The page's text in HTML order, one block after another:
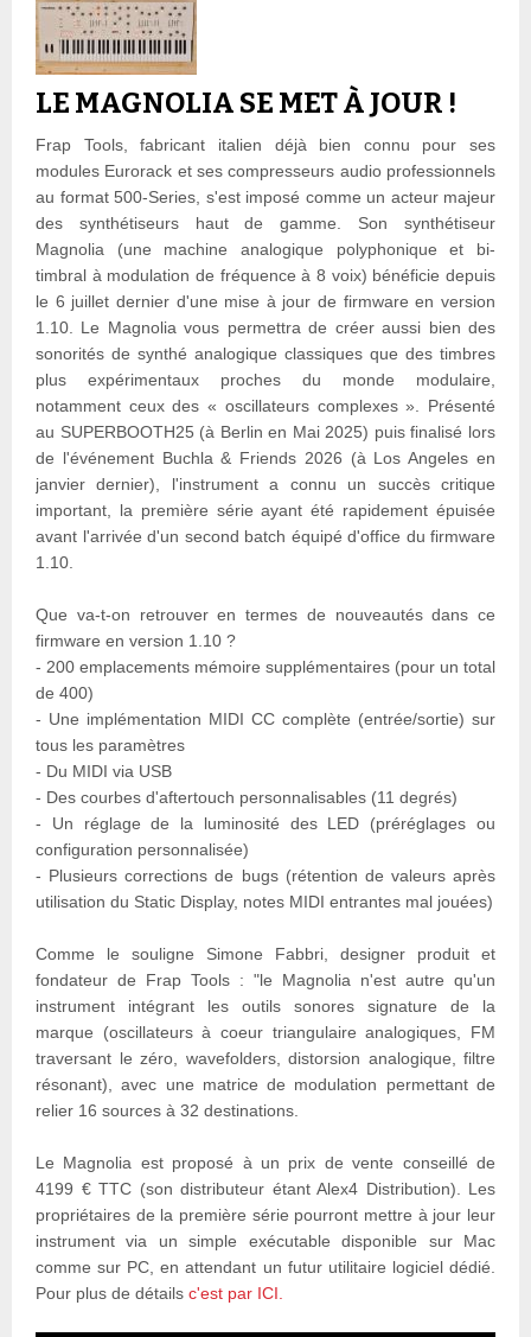
LE MAGNOLIA SE MET À JOUR !
Frap Tools, fabricant italien déjà bien connu pour ses
modules Eurorack et ses compresseurs audio professionnels
au format 500-Series, s'est imposé comme un acteur majeur
des synthétiseurs haut de gamme. Son synthétiseur
Magnolia (une machine analogique polyphonique et bi-
timbral à modulation de fréquence à 8 voix) bénéficie depuis
le 6 juillet dernier d'une mise à jour de firmware en version
1.10. Le Magnolia vous permettra de créer aussi bien des
sonorités de synthé analogique classiques que des timbres
plus expérimentaux proches du monde modulaire,
notamment ceux des « oscillateurs complexes ». Présenté
au SUPERBOOTH25 (à Berlin en Mai 2025) puis finalisé lors
de l'événement Buchla & Friends 2026 (à Los Angeles en
janvier dernier), l'instrument a connu un succès critique
important, la première série ayant été rapidement épuisée
avant l'arrivée d'un second batch équipé d'office du firmware
1.10.
Que va-t-on retrouver en termes de nouveautés dans ce
firmware en version 1.10 ?
- 200 emplacements mémoire supplémentaires (pour un total
de 400)
- Une implémentation MIDI CC complète (entrée/sortie) sur
tous les paramètres
- Du MIDI via USB
- Des courbes d'aftertouch personnalisables (11 degrés)
- Un réglage de la luminosité des LED (préréglages ou
configuration personnalisée)
- Plusieurs corrections de bugs (rétention de valeurs après
utilisation du Static Display, notes MIDI entrantes mal jouées)
Comme le souligne Simone Fabbri, designer produit et
fondateur de Frap Tools : "le Magnolia n'est autre qu'un
instrument intégrant les outils sonores signature de la
marque (oscillateurs à coeur triangulaire analogiques, FM
traversant le zéro, wavefolders, distorsion analogique, filtre
résonant), avec une matrice de modulation permettant de
relier 16 sources à 32 destinations.
Le Magnolia est proposé à un prix de vente conseillé de
4199 € TTC (son distributeur étant Alex4 Distribution). Les
propriétaires de la première série pourront mettre à jour leur
instrument via un simple exécutable disponible sur Mac
comme sur PC, en attendant un futur utilitaire logiciel dédié.
Pour plus de détails c'est par ICI.